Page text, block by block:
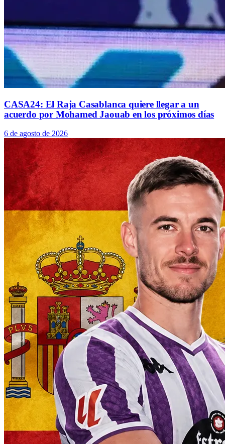
CASA24: El Raja Casablanca quiere llegar a un
acuerdo por Mohamed Jaouab en los próximos días
6 de agosto de 2026